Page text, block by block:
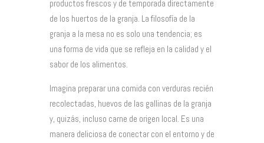
productos frescos y de temporada directamente
de los huertos de la granja. La filosofía de la
granja a la mesa no es solo una tendencia; es
una forma de vida que se refleja en la calidad y el
sabor de los alimentos.
Imagina preparar una comida con verduras recién
recolectadas, huevos de las gallinas de la granja
y, quizás, incluso carne de origen local. Es una
manera deliciosa de conectar con el entorno y de